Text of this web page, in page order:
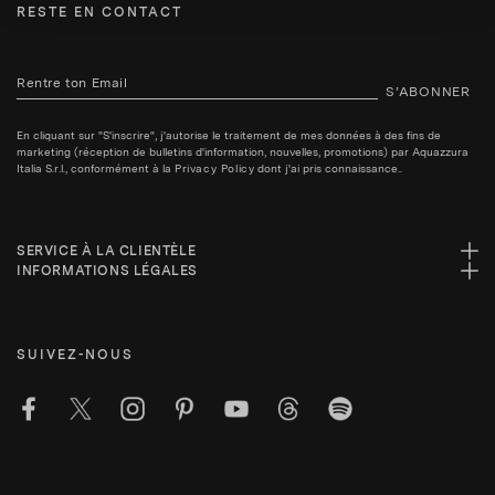
RESTE EN CONTACT
S’ABONNER
En cliquant sur "S'inscrire", j'autorise le traitement de mes données à des fins de
marketing (réception de bulletins d'information, nouvelles, promotions) par Aquazzura
Italia S.r.l., conformément à la Privacy Policy dont j'ai pris connaissance..
SERVICE À LA CLIENTÈLE
INFORMATIONS LÉGALES
SUIVEZ-NOUS